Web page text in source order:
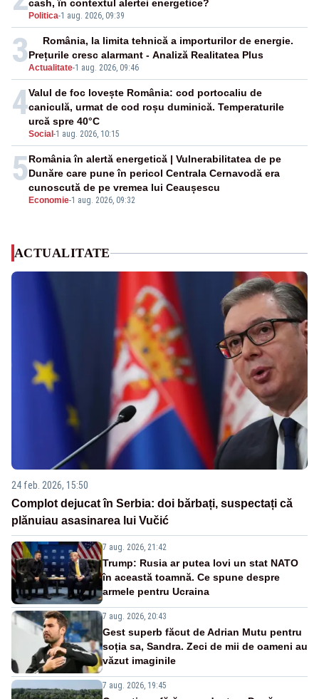
Politica-1 aug. 2026, 09:39
cash, în contextul alertei energetice?
3Actualitate-1 aug. 2026, 09:46
România, la limita tehnică a importurilor de energie.
Prețurile cresc alarmant - Analiză Realitatea Plus
4
Social -1 aug. 2026, 10:15
Valul de foc lovește România: cod portocaliu de
caniculă, urmat de cod roșu duminică. Temperaturile
urcă spre 40°C
5
Economie-1 aug. 2026, 09:32
România în alertă energetică | Vulnerabilitatea de pe
Dunăre care pune în pericol Centrala Cernavodă era
cunoscută de pe vremea lui Ceaușescu
ACTUALITATE
24 feb. 2026, 15:50
Complot dejucat în Serbia: doi bărbați, suspectați că
plănuiau asasinarea lui Vučić
7 aug. 2026, 21:42
Trump: Rusia ar putea lovi un stat NATO
în această toamnă. Ce spune despre
armele pentru Ucraina
7 aug. 2026, 20:43
Gest superb făcut de Adrian Mutu pentru
soția sa, Sandra. Zeci de mii de oameni au
văzut imaginile
7 aug. 2026, 19:45